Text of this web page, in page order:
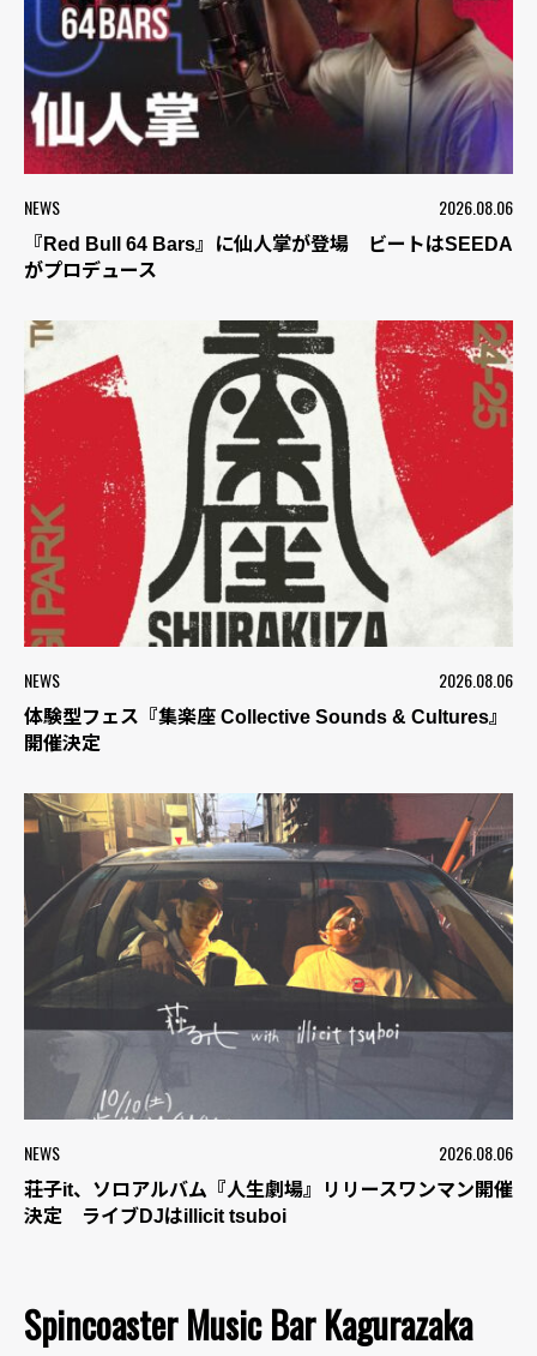
NEWS 2026.08.06
『Red Bull 64 Bars』に仙人掌が登場 ビートはSEEDA
がプロデュース
NEWS 2026.08.06
体験型フェス『集楽座 Collective Sounds & Cultures』
開催決定
NEWS 2026.08.06
荘子it、ソロアルバム『人生劇場』リリースワンマン開催
決定 ライブDJはillicit tsuboi
Spincoaster Music Bar Kagurazaka